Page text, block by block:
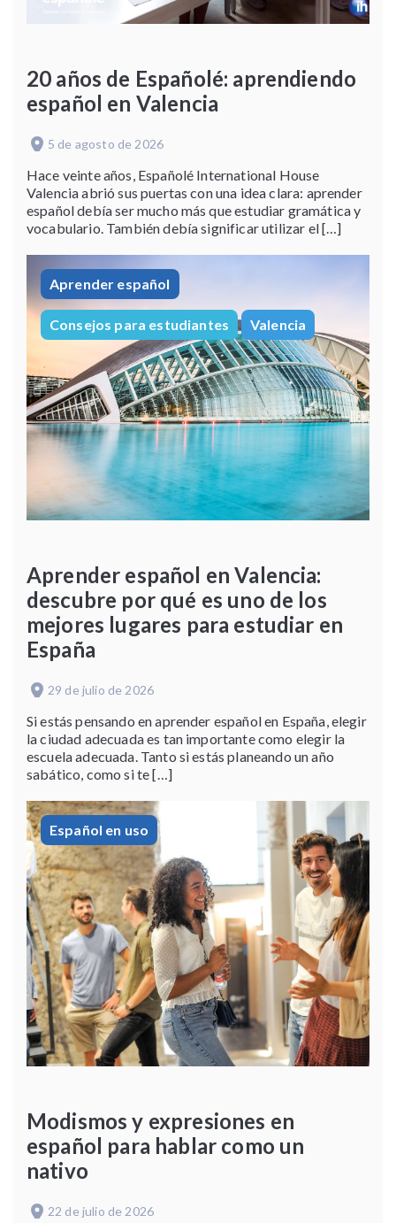
20 años de Españolé: aprendiendo
español en Valencia
5 de agosto de 2026
Hace veinte años, Españolé International House
Valencia abrió sus puertas con una idea clara: aprender
español debía ser mucho más que estudiar gramática y
vocabulario. También debía significar utilizar el […]
Aprender español
Consejos para estudiantes Valencia
Aprender español en Valencia:
descubre por qué es uno de los
mejores lugares para estudiar en
España
29 de julio de 2026
Si estás pensando en aprender español en España, elegir
la ciudad adecuada es tan importante como elegir la
escuela adecuada. Tanto si estás planeando un año
sabático, como si te […]
Español en uso
Modismos y expresiones en
español para hablar como un
nativo
22 de julio de 2026